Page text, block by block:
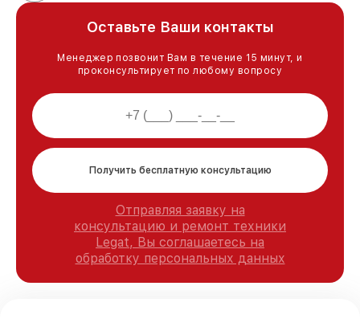
Оставьте Ваши контакты
Менеджер позвонит Вам в течение 15 минут, и
проконсультирует по любому вопросу
Получить бесплатную консультацию
Отправляя заявку на
консультацию и ремонт техники
Legat, Вы соглашаетесь на
обработку персональных данных